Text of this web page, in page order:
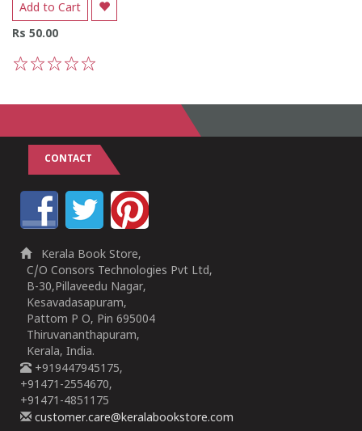
Add to Cart
Rs 50.00
CONTACT
Kerala Book Store,
C/O Consors Technologies Pvt Ltd,
B-30,Pillaveedu Nagar,
Kesavadasapuram,
Pattom P O, Pin 695004
Thiruvananthapuram,
Kerala, India.
+919447945175,
+91471-2554670,
+91471-4851175
customer.care@keralabookstore.com